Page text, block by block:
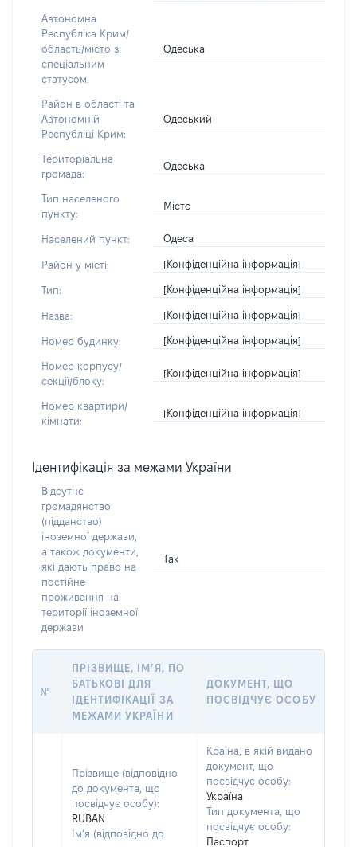
Автономна
Республіка Крим/
область/місто зі
спеціальним
статусом:
Одеська
Район в області та
Автономній
Республіці Крим:
Одеський
Територіальна
громада:
Одеська
Тип населеного
пункту:
Місто
Населений пункт: Одеса
Район у місті: [Конфіденційна інформація]
Тип: [Конфіденційна інформація]
Назва: [Конфіденційна інформація]
Номер будинку: [Конфіденційна інформація]
Номер корпусу/
секції/блоку:
[Конфіденційна інформація]
Номер квартири/
кімнати:
[Конфіденційна інформація]
Ідентифікація за межами України
Відсутнє
громадянство
(підданство)
іноземної держави,
а також документи,
які дають право на
постійне
проживання на
території іноземної
держави
Так
№
ПРІЗВИЩЕ, ІМ’Я, ПО
БАТЬКОВІ ДЛЯ
ІДЕНТИФІКАЦІЇ ЗА
МЕЖАМИ УКРАЇНИ
ДОКУМЕНТ, ЩО
ПОСВІДЧУЄ ОСОБУ
Прізвище (відповідно
до документа, що
посвідчує особу):
RUBAN
Ім’я (відповідно до
Країна, в якій видано
документ, що
посвідчує особу:
Україна
Тип документа, що
посвідчує особу:
Паспорт